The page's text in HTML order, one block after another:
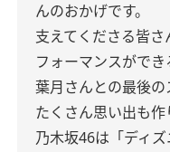
んのおかげです。
支えてくださる皆
フォーマンスがで
葉月さんとの最後の
たくさん思い出も作
乃木坂46は「ディ